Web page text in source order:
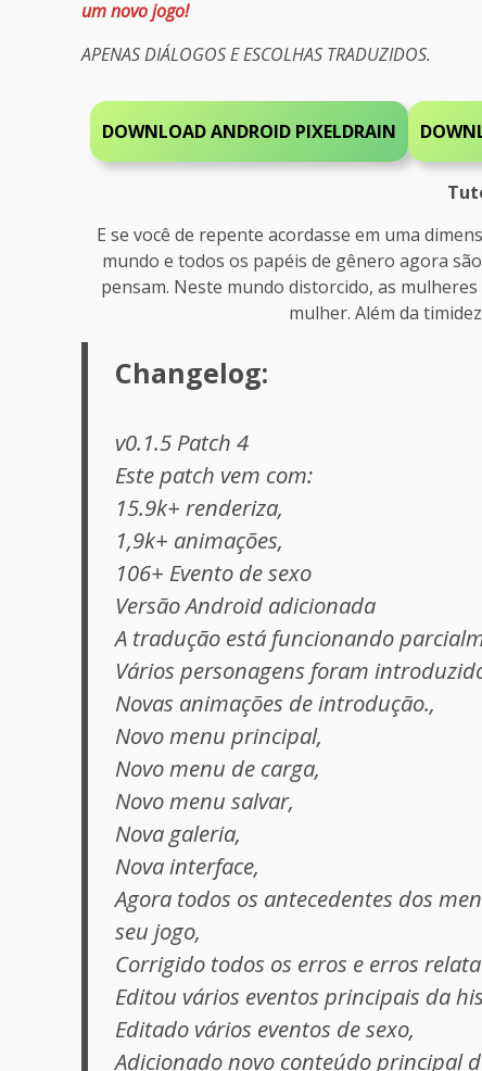
um novo jogo!
APENAS DIÁLOGOS E ESCOLHAS TRADUZIDOS.
DOWNLOAD ANDROID PIXELDRAIN
E se você de repente acordasse em uma
mundo e todos os papéis de gênero agora
pensam. Neste mundo distorcido, as
mulher. Além da
Changelog:
v0.1.5 Patch 4
Este patch vem com:
15.9k+ renderiza,
1,9k+ animações,
106+ Evento de sexo
Versão Android adicionada
A tradução está funcionando
Vários personagens foram
Novas animações de introdução.,
Novo menu principal,
Novo menu de carga,
Novo menu salvar,
Nova galeria,
Nova interface,
Agora todos os antecedentes dos
seu jogo,
Corrigido todos os erros e erros
Editou vários eventos principais da
Editado vários eventos de sexo,
Adicionado novo conteúdo principal